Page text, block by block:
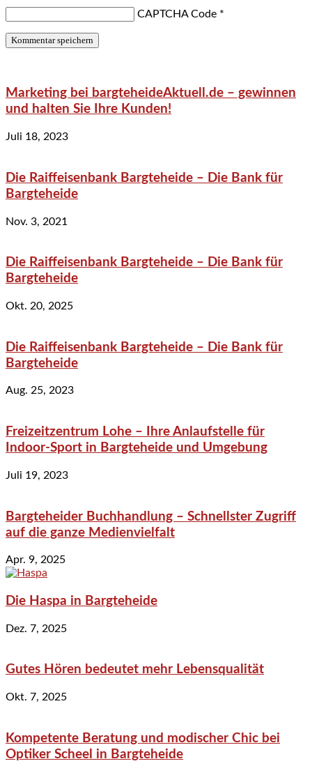
CAPTCHA Code *
Marketing bei bargteheideAktuell.de – gewinnen
und halten Sie Ihre Kunden!
Juli 18, 2023
Die Raiffeisenbank Bargteheide – Die Bank für
Bargteheide
Nov. 3, 2021
Die Raiffeisenbank Bargteheide – Die Bank für
Bargteheide
Okt. 20, 2025
Die Raiffeisenbank Bargteheide – Die Bank für
Bargteheide
Aug. 25, 2023
Freizeitzentrum Lohe – Ihre Anlaufstelle für
Indoor-Sport in Bargteheide und Umgebung
Juli 19, 2023
Bargteheider Buchhandlung – Schnellster Zugriff
auf die ganze Medienvielfalt
Apr. 9, 2025
Die Haspa in Bargteheide
Dez. 7, 2025
Gutes Hören bedeutet mehr Lebensqualität
Okt. 7, 2025
Kompetente Beratung und modischer Chic bei
Optiker Scheel in Bargteheide